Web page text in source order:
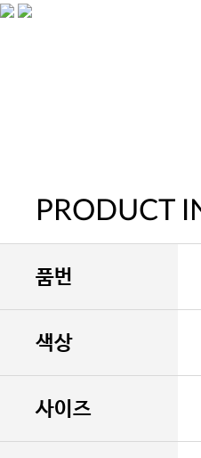
PRODUCT
품번
색상
사이즈